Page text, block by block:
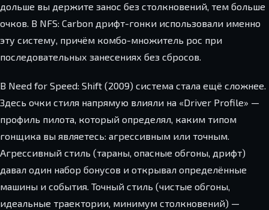
дольше вы держите занос без столкновений, тем больше
очков. В NFS: Carbon дрифт-гонки использовали именно
эту систему, причём комбо-множитель рос при
последовательных занесениях без сбросов.
В Need for Speed: Shift (2009) система стала ещё сложнее.
Здесь очки стиля напрямую влияли на «Driver Profile» —
профиль пилота, который определял, каким типом
гонщика вы являетесь: агрессивным или точным.
Агрессивный стиль (тараны, опасные обгоны, дрифт)
давал один набор бонусов и открывал определённые
машины и события. Точный стиль (чистые обгоны,
идеальные траектории, минимум столкновений) —